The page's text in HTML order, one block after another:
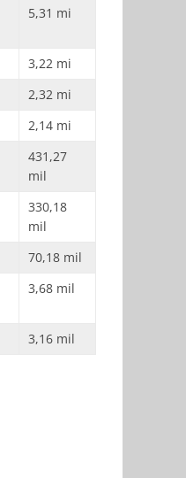
5,31 mi
3,22 mi
2,32 mi
2,14 mi
431,27
mil
330,18
mil
70,18 mil
3,68 mil
3,16 mil